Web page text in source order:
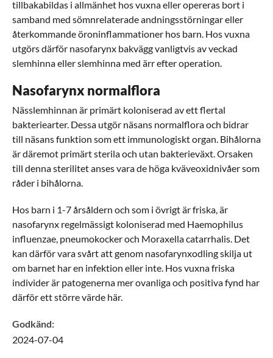
tillbakabildas i allmänhet hos vuxna eller opereras bort i
samband med sömnrelaterade andningsstörningar eller
återkommande öroninflammationer hos barn. Hos vuxna
utgörs därför nasofarynx bakvägg vanligtvis av veckad
slemhinna eller slemhinna med ärr efter operation.
Nasofarynx normalflora
Nässlemhinnan är primärt koloniserad av ett flertal
bakteriearter. Dessa utgör näsans normalflora och bidrar
till näsans funktion som ett immunologiskt organ. Bihålorna
är däremot primärt sterila och utan bakterieväxt. Orsaken
till denna sterilitet anses vara de höga kväveoxidnivåer som
råder i bihålorna.
Hos barn i 1-7 årsåldern och som i övrigt är friska, är
nasofarynx regelmässigt koloniserad med Haemophilus
influenzae, pneumokocker och Moraxella catarrhalis. Det
kan därför vara svårt att genom nasofarynxodling skilja ut
om barnet har en infektion eller inte. Hos vuxna friska
individer är patogenerna mer ovanliga och positiva fynd har
därför ett större värde här.
Godkänd:
2024-07-04